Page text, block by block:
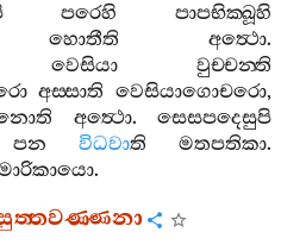
පරෙහි
පාපභික‍්ඛූහි
හොතීති අත්‍ථො.
වෙසියා
වුච‍්චන‍්ති
අස‍්සාති වෙසියාගොචරො,
අත්‍ථො. සෙසපදෙසුපි
පන විධවාති මතපතිකා.
.